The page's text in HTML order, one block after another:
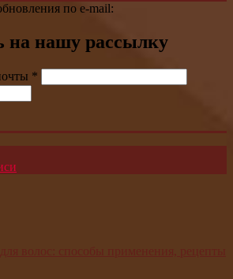
по e-mail:
на нашу рассылку
*
волос: способы применения, рецепты